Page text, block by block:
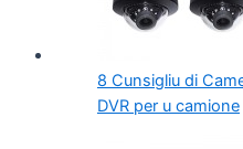
8 Cunsigliu di
DVR per u camione